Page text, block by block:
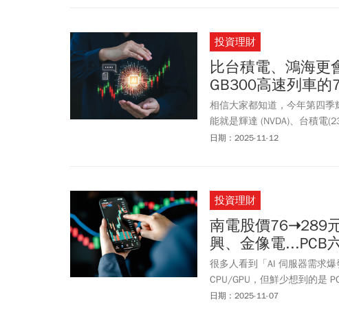
投資理財
比台積電、鴻海
GB300高速列車的
相信大家都知道，今年第四
能就是輝達 (NVDA)、台積電
可能只有 GPU/ASIC？沒錯，
日期：2025-11-12
投資理財
南電股價76➝289
興、金像電...PCB
很多人看到「AI 伺服器需求爆
CPU/GPU，但鮮少想到的是
車，列車的引擎（GPU/ASIC
日期：2025-11-07